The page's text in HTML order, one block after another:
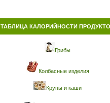
ТАБЛИЦА КАЛОРИЙНОСТИ
Грибы
Колбасные изделия
Крупы и каши